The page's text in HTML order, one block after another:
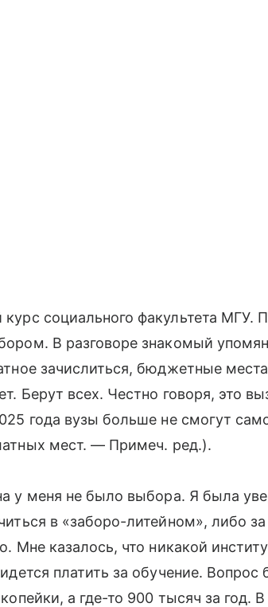
социального факультета МГУ.
В разговоре знакомый
зачислиться, бюджетные
Берут всех. Честно говоря, это
года вузы больше не смогут
мест. — Примеч. ред.).
у меня не было выбора. Я была
в «заборо-литейном», либо
Мне казалось, что никакой
платить за обучение.
а где-то 900 тысяч за